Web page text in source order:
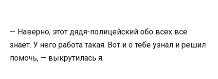
— Наверно, этот дядя-полицейский обо всех все
знает. У него работа такая. Вот и о тебе узнал и решил
помочь, — выкрутилась я.